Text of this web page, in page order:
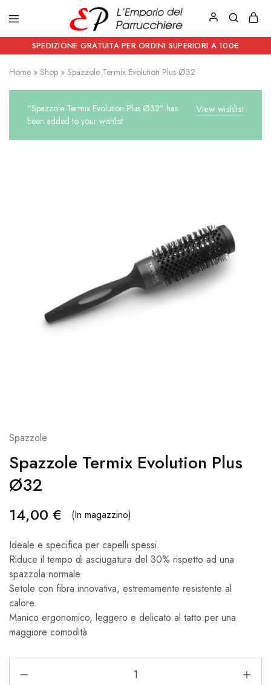
Emporio
del
Parrucchiere
Prodotti
estetici
e
Articoli
per
SPEDIZIONE GRATUITA PER ORDINI SUPERIORI A 100€
Home » Shop » Spazzole Termix Evolution Plus Ø32
View wishlist
“Spazzole Termix Evolution Plus Ø32” has
been added to your wishlist
Spazzole
Spazzole Termix Evolution Plus
Ø32
14,00 € (In magazzino)
Ideale e specifica per capelli spessi.
Riduce il tempo di asciugatura del 30% rispetto ad una
spazzola normale
Setole con fibra innovativa, estremamente resistente al
calore.
Manico ergonomico, leggero e delicato al tatto per una
maggiore comodità